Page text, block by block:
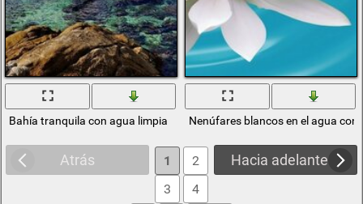
Bahía tranquila con agua limpia Nenúfares blancos en el agua con
Atrás Hacia adelante
1
2
3
4